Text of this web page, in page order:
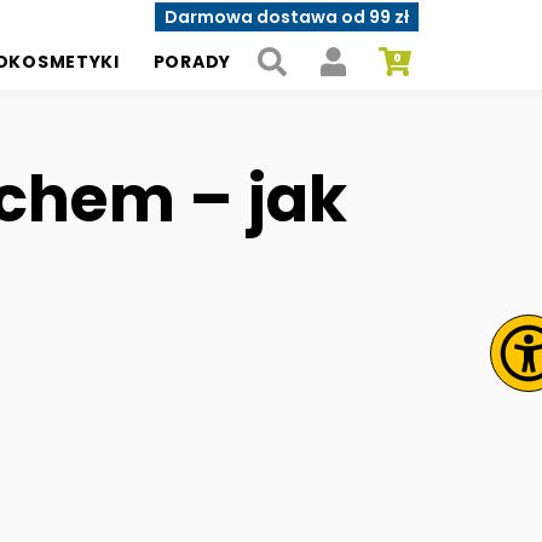
Darmowa dostawa od 99 zł
PORADY
– jak